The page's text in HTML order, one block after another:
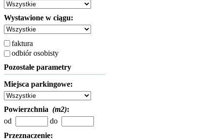
Wystawione w ciągu:
faktura
odbiór osobisty
Pozostałe parametry
Miejsca parkingowe:
Powierzchnia (m2):
od
do
Przeznaczenie: